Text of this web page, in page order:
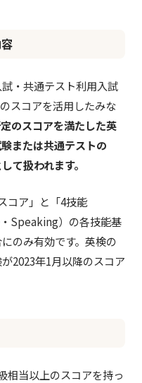
・共通テスト利用入試
スコアを活用したみな
のスコアを満たした英
または共通テストの
て扱われます。
コア」と「4技能
Speaking）の各技能基
のみ有効です。英検の
2023年1月以降のスコア
相当以上のスコアを持っ